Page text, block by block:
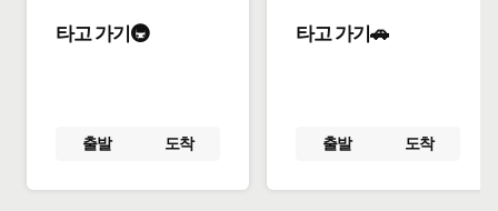
타고 가기🚇
출발 도착
타고 가기🚗
출발 도착